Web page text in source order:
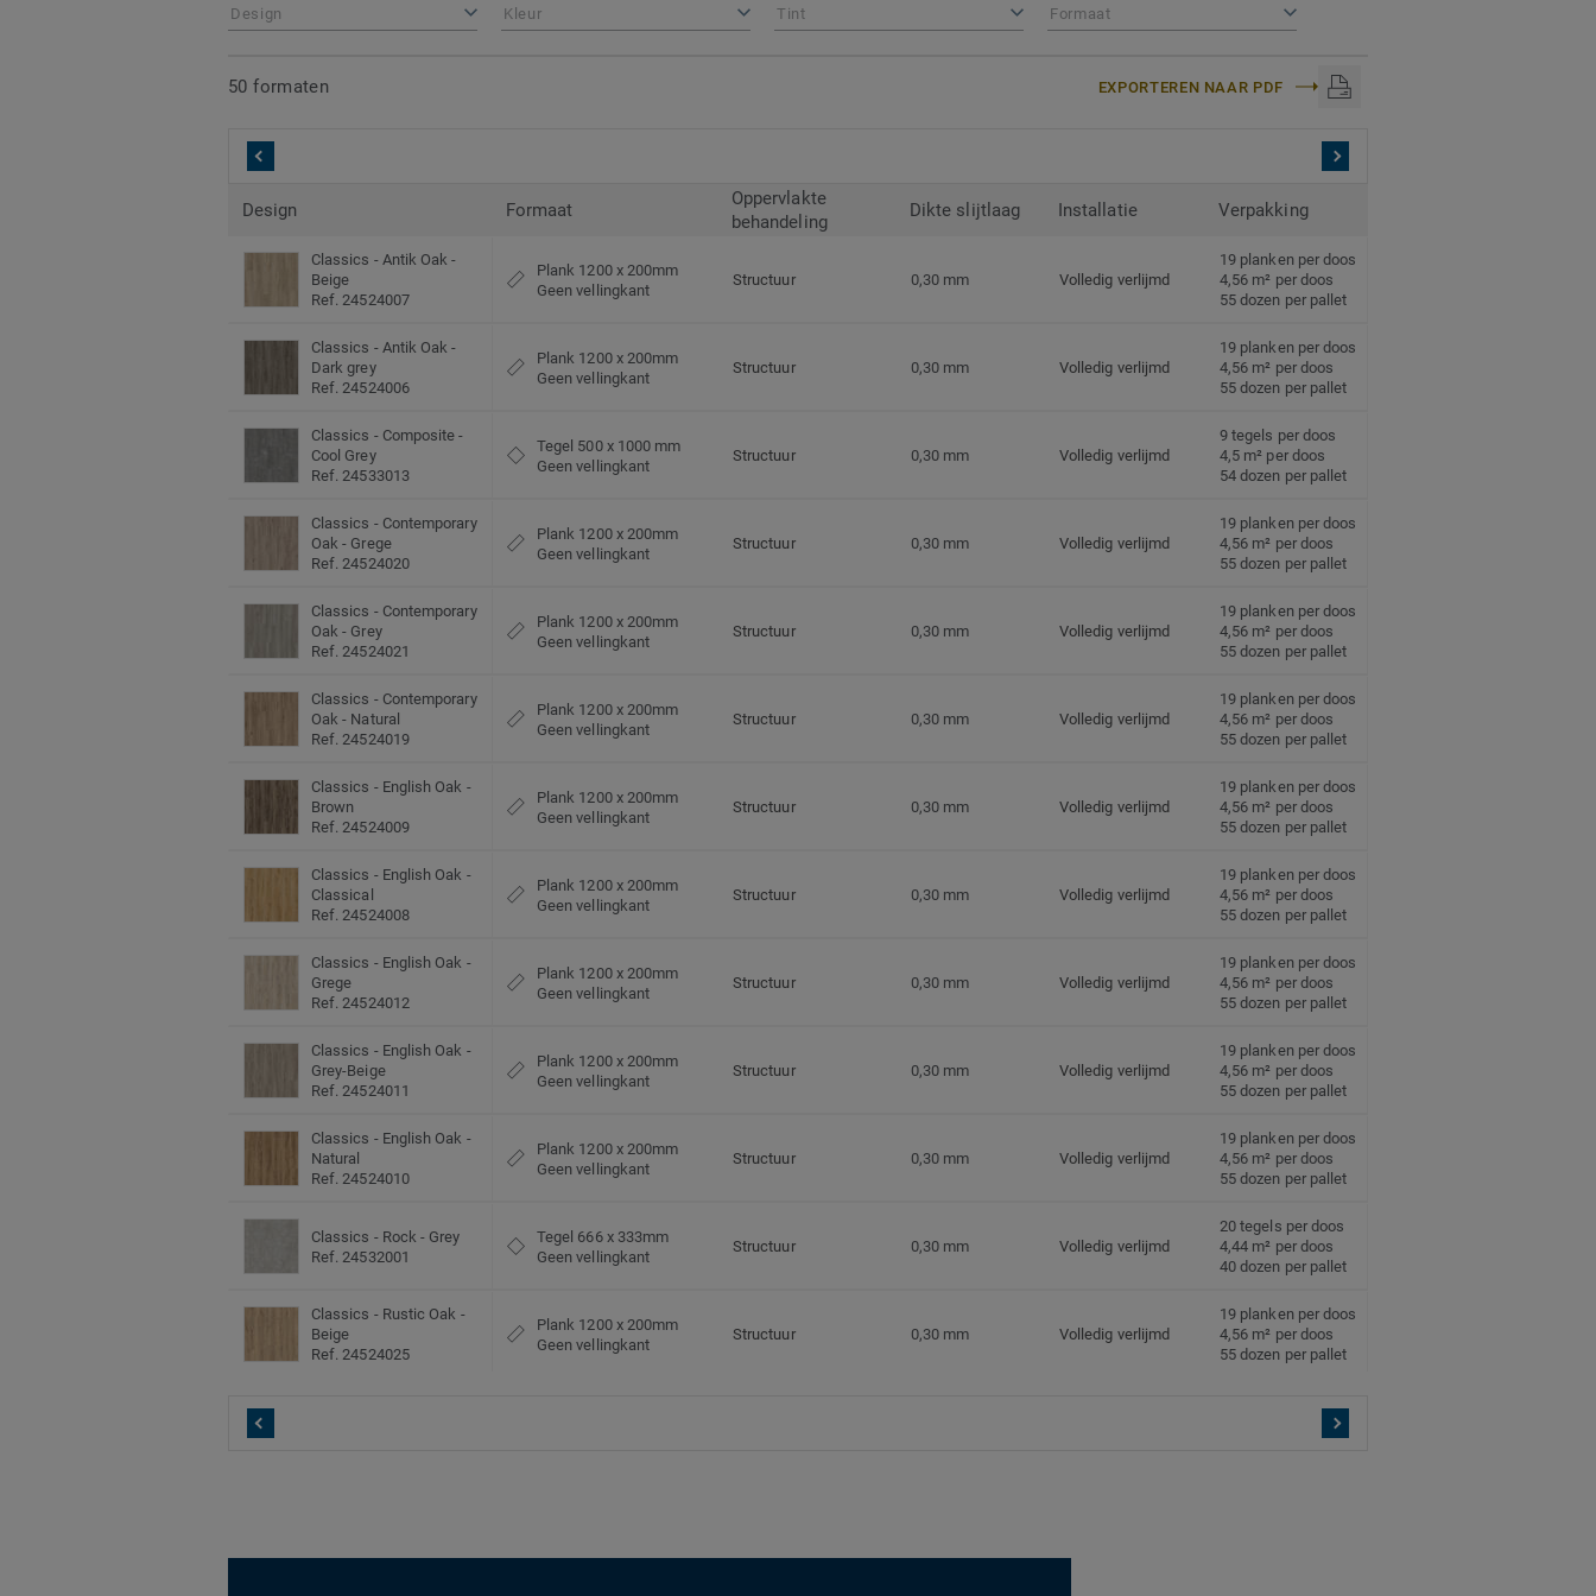
Design Kleur Tint Formaat
50 formaten EXPORTEREN NAAR PDF
Design Formaat
Oppervlakte
behandeling
Dikte slijtlaag Installatie Verpakking
Classics - Antik Oak -
Beige
Ref. 24524007
Plank 1200 x 200mm
Geen vellingkant
Structuur 0,30 mm Volledig verlijmd
19 planken per doos
4,56 m² per doos
55 dozen per pallet
Classics - Antik Oak -
Dark grey
Ref. 24524006
Plank 1200 x 200mm
Geen vellingkant
Structuur 0,30 mm Volledig verlijmd
19 planken per doos
4,56 m² per doos
55 dozen per pallet
Classics - Composite -
Cool Grey
Ref. 24533013
Tegel 500 x 1000 mm
Geen vellingkant
Structuur 0,30 mm Volledig verlijmd
9 tegels per doos
4,5 m² per doos
54 dozen per pallet
Classics - Contemporary
Oak - Grege
Ref. 24524020
Plank 1200 x 200mm
Geen vellingkant
Structuur 0,30 mm Volledig verlijmd
19 planken per doos
4,56 m² per doos
55 dozen per pallet
Classics - Contemporary
Oak - Grey
Ref. 24524021
Plank 1200 x 200mm
Geen vellingkant
Structuur 0,30 mm Volledig verlijmd
19 planken per doos
4,56 m² per doos
55 dozen per pallet
Classics - Contemporary
Oak - Natural
Ref. 24524019
Plank 1200 x 200mm
Geen vellingkant
Structuur 0,30 mm Volledig verlijmd
19 planken per doos
4,56 m² per doos
55 dozen per pallet
Classics - English Oak -
Brown
Ref. 24524009
Plank 1200 x 200mm
Geen vellingkant
Structuur 0,30 mm Volledig verlijmd
19 planken per doos
4,56 m² per doos
55 dozen per pallet
Classics - English Oak -
Classical
Ref. 24524008
Plank 1200 x 200mm
Geen vellingkant
Structuur 0,30 mm Volledig verlijmd
19 planken per doos
4,56 m² per doos
55 dozen per pallet
Classics - English Oak -
Grege
Ref. 24524012
Plank 1200 x 200mm
Geen vellingkant
Structuur 0,30 mm Volledig verlijmd
19 planken per doos
4,56 m² per doos
55 dozen per pallet
Classics - English Oak -
Grey-Beige
Ref. 24524011
Plank 1200 x 200mm
Geen vellingkant
Structuur 0,30 mm Volledig verlijmd
19 planken per doos
4,56 m² per doos
55 dozen per pallet
Classics - English Oak -
Natural
Ref. 24524010
Plank 1200 x 200mm
Geen vellingkant
Structuur 0,30 mm Volledig verlijmd
19 planken per doos
4,56 m² per doos
55 dozen per pallet
Classics - Rock - Grey
Ref. 24532001
Tegel 666 x 333mm
Geen vellingkant
Structuur 0,30 mm Volledig verlijmd
20 tegels per doos
4,44 m² per doos
40 dozen per pallet
Classics - Rustic Oak -
Beige
Ref. 24524025
Plank 1200 x 200mm
Geen vellingkant
Structuur 0,30 mm Volledig verlijmd
19 planken per doos
4,56 m² per doos
55 dozen per pallet
4,56 m² per doos
55 dozen per pallet